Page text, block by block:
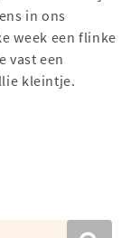
in ons
week een flinke
vast een
kleintje.